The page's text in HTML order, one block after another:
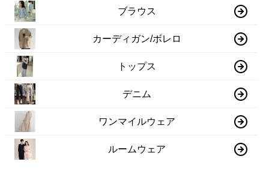
ブラウス
カーディガン/ボレロ
トップス
デニム
ワンマイルウェア
ルームウェア